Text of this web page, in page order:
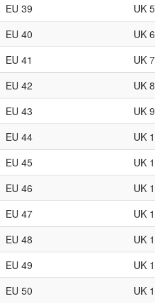
EU 39
UK 5
EU 40
UK 6
EU 41
UK 7
EU 42
UK 8
EU 43
UK 9
EU 44
UK
EU 45
UK
EU 46
UK
EU 47
UK
EU 48
UK
EU 49
UK
EU 50
UK